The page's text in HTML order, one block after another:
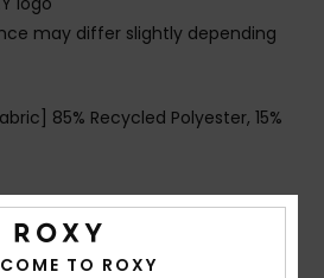
may differ slightly depending
85% Recycled Polyester, 15%
TO ROXY